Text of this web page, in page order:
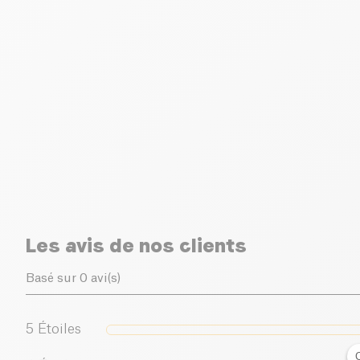
Les avis de nos clients
Basé sur 0 avi(s)
5 Étoiles